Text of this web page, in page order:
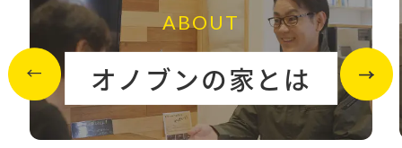
ABOUT
オノブンの家とは